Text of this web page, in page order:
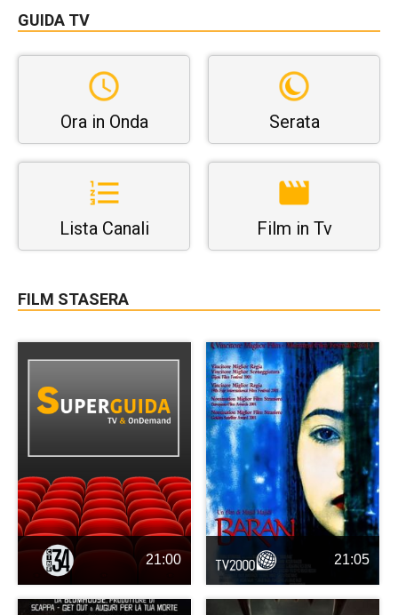
GUIDA TV
Ora in Onda Serata
Lista Canali Film in Tv
FILM STASERA
21:00 21:05